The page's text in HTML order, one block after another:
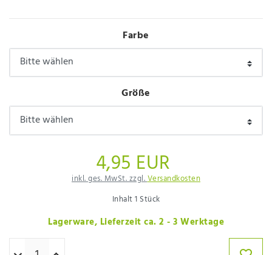
Farbe
Größe
4,95 EUR
inkl. ges. MwSt. zzgl.Versandkosten
Inhalt1 Stück
Lagerware, Lieferzeit ca. 2 - 3 Werktage